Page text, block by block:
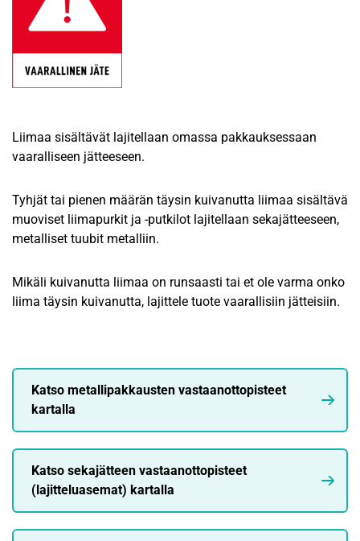
Liimaa sisältävät lajitellaan omassa pakkauksessaan
vaaralliseen jätteeseen.
Tyhjät tai pienen määrän täysin kuivanutta liimaa sisältävä
muoviset liimapurkit ja -putkilot lajitellaan sekajätteeseen,
metalliset tuubit metalliin.
Mikäli kuivanutta liimaa on runsaasti tai et ole varma onko
liima täysin kuivanutta, lajittele tuote vaarallisiin jätteisiin.
Katso metallipakkausten vastaanottopisteet
kartalla
Katso sekajätteen vastaanottopisteet
(lajitteluasemat) kartalla